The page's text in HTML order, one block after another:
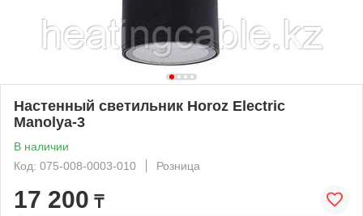
Настенный светильник Horoz Electric
Manolya-3
В наличии
Код: 075-008-0003-010
Розница
17 200 ₸